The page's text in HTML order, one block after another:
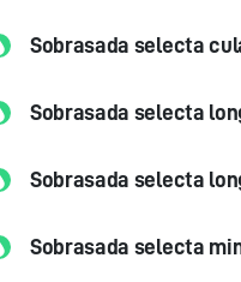
Sobrasada selecta
Sobrasada selecta
Sobrasada selecta
Sobrasada selecta